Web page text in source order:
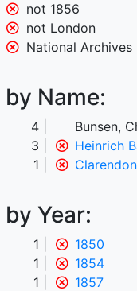
not 1856
not London
National Archives
by Name:
4
Bunsen,
3
Heinrich
1
Clarendon
by Year:
1
1850
1
1854
1
1857